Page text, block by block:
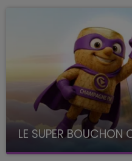
LE SUPER BOUCHON
avec La Famille